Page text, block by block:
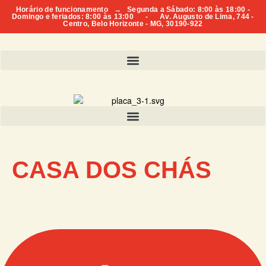
Horário de funcionamento → Segunda a Sábado: 8:00 às 18:00 -
Domingo e feriados: 8:00 às 13:00 - Av. Augusto de Lima, 744 -
Centro, Belo Horizonte - MG, 30190-922
CASA DOS CHÁS